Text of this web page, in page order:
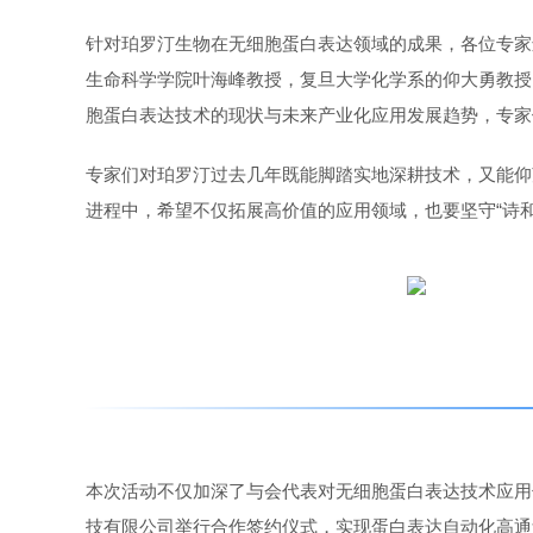
针对珀罗汀生物在无细胞蛋白表达领域的成果，各位专
生命科学学院叶海峰教授，复旦大学化学系的仰大勇教
胞蛋白表达技术的现状与未来产业化应用发展趋势，专
专家们对珀罗汀过去几年既能脚踏实地深耕技术，又能
进程中，希望不仅拓展高价值的应用领域，也要坚守“
本次活动不仅加深了与会代表对无细胞蛋白表达技术应
技有限公司举行合作签约仪式，实现蛋白表达自动化高